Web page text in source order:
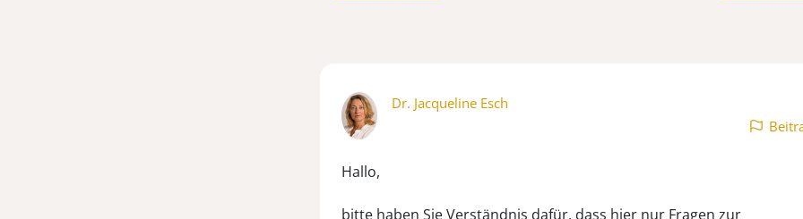
Dr. Jacqueline Esch
Hallo,
bitte haben Sie Verständnis dafür, dass hier nur Fragen zur